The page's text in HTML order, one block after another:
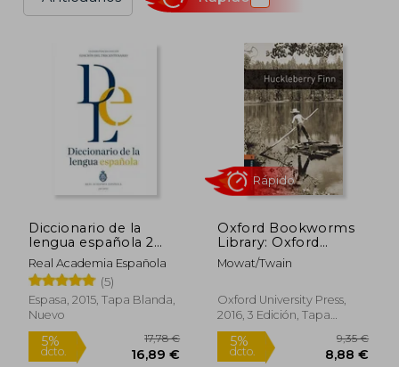
Diccionario de la
lengua española 2
tomos
Real Academia Española
(5)
Espasa, 2015, Tapa Blanda,
Nuevo
Oxford Bookworms
Library: Oxford
Bookworms 2.
Huckleberry Finn
Mowat/Twain
Oxford University Press,
2016, 3 Edición, Tapa
Blanda, Nuevo